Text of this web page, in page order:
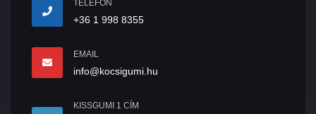
TELEFON
+36 1 998 8355
EMAIL
info@kocsigumi.hu
KISSGUMI 1 CÍM